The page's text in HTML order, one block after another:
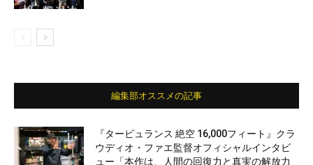
編集部オススメの記事
『タービュランス 絶空 16,000フィート』クラ
ウディオ・ファエ監督オフィシャルインタビ
ュー「本作は、人間の回復力と真実の解放力